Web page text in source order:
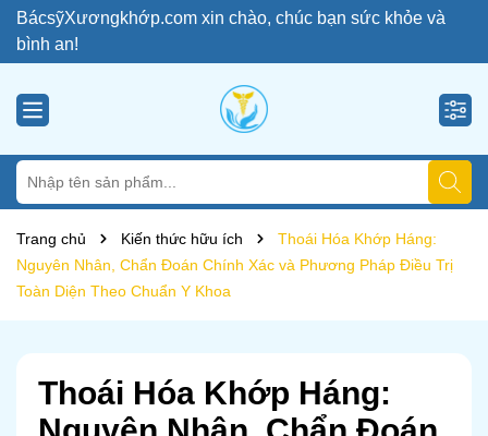
BácsỹXươngkhớp.com xin chào, chúc bạn sức khỏe và
bình an!
Trang chủ Kiến thức hữu ích
Thoái Hóa Khớp Háng:
Nguyên Nhân, Chẩn Đoán Chính Xác và Phương Pháp Điều Trị
Toàn Diện Theo Chuẩn Y Khoa
Thoái Hóa Khớp Háng: